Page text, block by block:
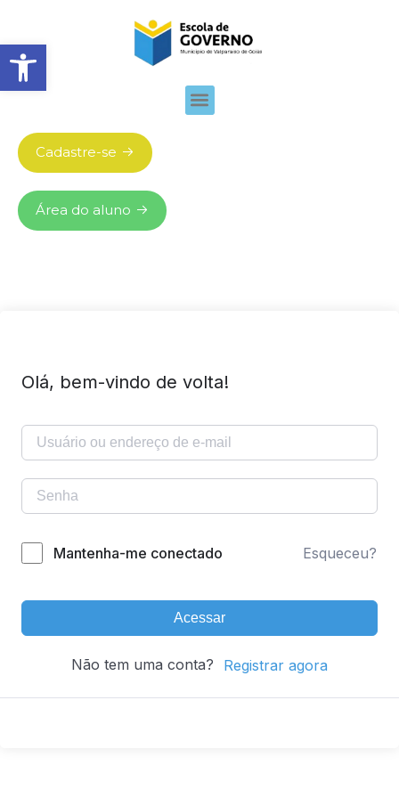
Abrir barra de ferramentas
Cadastre-se
Área do aluno
Olá, bem-vindo de volta!
Mantenha-me conectado Esqueceu?
Acessar
Não tem uma conta? Registrar agora